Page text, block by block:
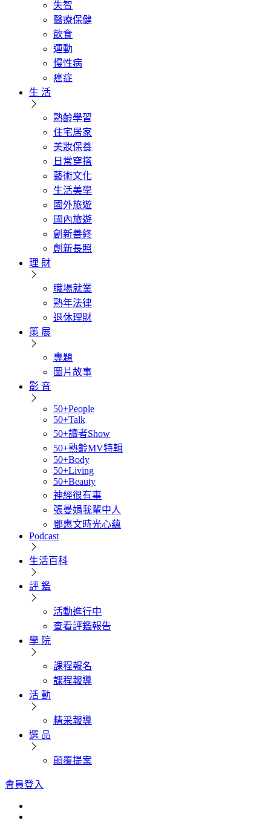
失智
醫療保健
飲食
運動
慢性病
癌症
生 活
熟齡學習
住宅居家
美妝保養
日常穿搭
藝術文化
生活美學
國外旅遊
國內旅遊
創新善終
創新長照
理 財
職場就業
熟年法律
退休理財
策 展
專題
圖片故事
影 音
50+People
50+Talk
50+讀者Show
50+熟齡MV特輯
50+Body
50+Living
50+Beauty
神經很有事
張曼娟我輩中人
鄧惠文時光心蘊
Podcast
生活百科
評 鑑
活動進行中
查看評鑑報告
學 院
課程報名
課程報導
活 動
精采報導
選 品
顛覆提案
會員登入